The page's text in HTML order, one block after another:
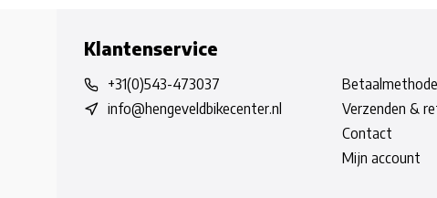
Klantenservice
+31(0)543-473037
info@hengeveldbikecenter.nl
Verzenden &
Contact
Mijn account